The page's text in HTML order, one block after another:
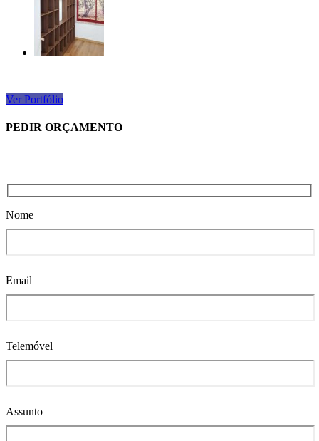
Ver Portfólio
PEDIR ORÇAMENTO
Nome
Email
Telemóvel
Assunto